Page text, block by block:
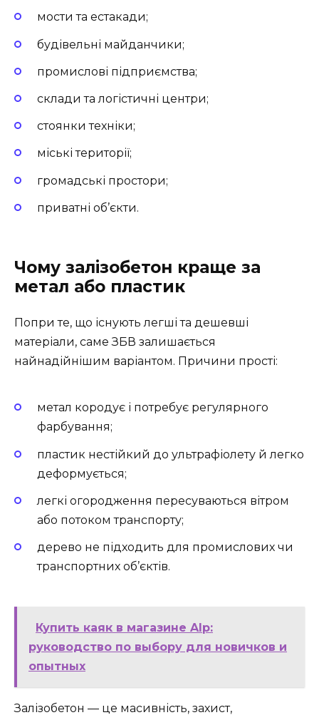
мости та естакади;
будівельні майданчики;
промислові підприємства;
склади та логістичні центри;
стоянки техніки;
міські території;
громадські простори;
приватні об’єкти.
Чому залізобетон краще за
метал або пластик
Попри те, що існують легші та дешевші
матеріали, саме ЗБВ залишається
найнадійнішим варіантом. Причини прості:
метал кородує і потребує регулярного
фарбування;
пластик нестійкий до ультрафіолету й легко
деформується;
легкі огородження пересуваються вітром
або потоком транспорту;
дерево не підходить для промислових чи
транспортних об’єктів.
Купить каяк в магазине Alp:
руководство по выбору для новичков и
опытных
Залізобетон — це масивність, захист,